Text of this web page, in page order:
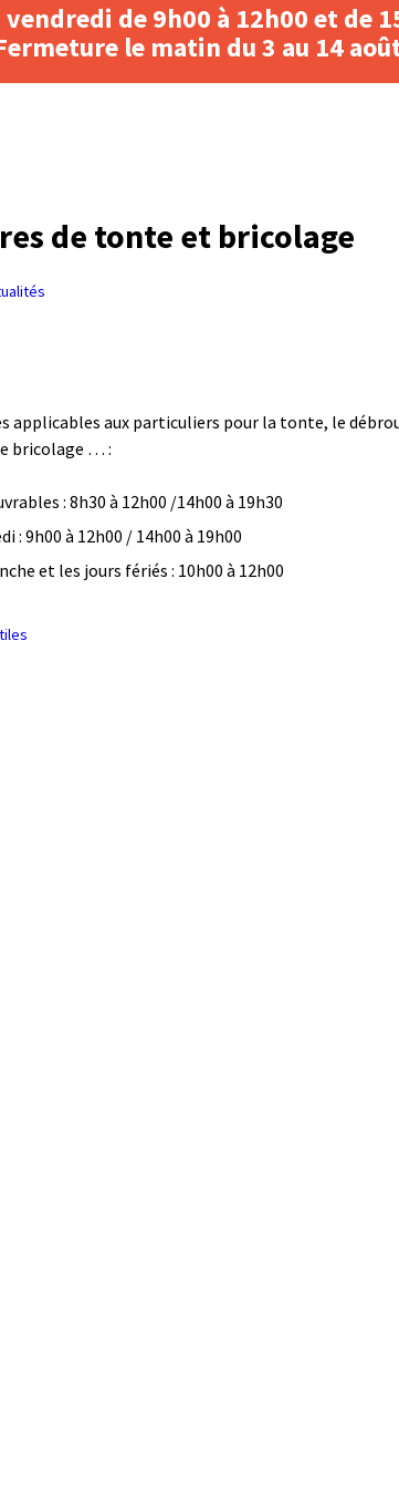
de 9h00 à 12h00 et de
le matin du 3 au 14
de tonte et bricolage
applicables aux particuliers pour la tonte, le
bricolage … :
: 8h30 à 12h00 /14h00 à 19h30
: 9h00 à 12h00 / 14h00 à 19h00
et les jours fériés : 10h00 à 12h00